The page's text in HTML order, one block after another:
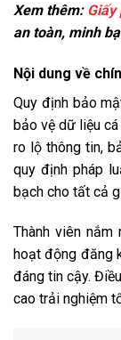
Xem thêm: Giấy
an toàn, minh
Nội dung về
Quy định bảo
bảo vệ dữ liệu
ro lộ thông tin,
quy định pháp
bạch cho tất cả
Thành viên
hoạt động đăng
đáng tin cậy.
cao trải nghiệm